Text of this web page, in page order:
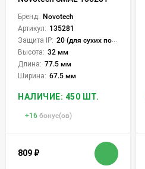
Бренд: Novotech
Артикул: 135281
Защита IP: 20 (для сухих пом.)
Высота: 32 мм
Длина: 77.5 мм
Ширина: 67.5 мм
НАЛИЧИЕ: 450 ШТ.
+16 бонус(ов)
809 ₽